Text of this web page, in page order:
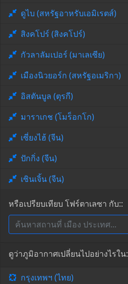
ดูไบ (สหรัฐอาหรับเอมิเรตส์)
สิงคโปร์ (สิงคโปร์)
กัวลาลัมเปอร์ (มาเลเซีย)
เมืองนิวยอร์ก (สหรัฐอเมริกา)
อิสตันบูล (ตุรกี)
มาราเกช (โมร็อกโก)
เซี่ยงไฮ้ (จีน)
ปักกิ่ง (จีน)
เซินเจิ้น (จีน)
หรือเปรียบเทียบ โฟร์ตาเลซา กับ::
ดูว่าภูมิอากาศเปลี่ยนไปอย่างไรใน:
กรุงเทพฯ (ไทย)